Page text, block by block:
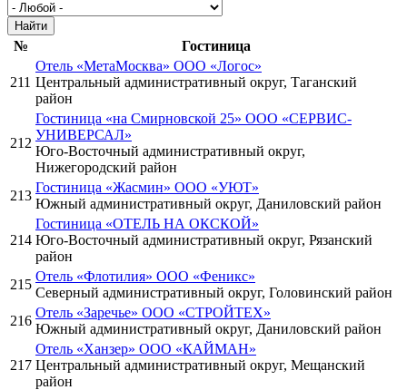
№ Гостиница
211
Отель «МетаМосква» ООО «Логос»
Центральный административный округ, Таганский
район
212
Гостиница «на Смирновской 25» ООО «СЕРВИС-
УНИВЕРСАЛ»
Юго-Восточный административный округ,
Нижегородский район
213
Гостиница «Жасмин» ООО «УЮТ»
Южный административный округ, Даниловский район
214
Гостиница «ОТЕЛЬ НА ОКСКОЙ»
Юго-Восточный административный округ, Рязанский
район
215
Отель «Флотилия» ООО «Феникс»
Северный административный округ, Головинский район
216
Отель «Заречье» ООО «СТРОЙТЕХ»
Южный административный округ, Даниловский район
217
Отель «Ханзер» ООО «КАЙМАН»
Центральный административный округ, Мещанский
район